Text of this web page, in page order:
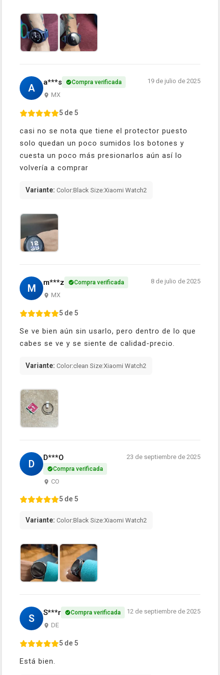
A a***s Compra verificada
MX
19 de julio de 2025
5 de 5
casi no se nota que tiene el protector puesto
solo quedan un poco sumidos los botones y
cuesta un poco más presionarlos aún así lo
volvería a comprar
Variante: Color:Black Size:Xiaomi Watch2
M m***z Compra verificada
MX
8 de julio de 2025
5 de 5
Se ve bien aún sin usarlo, pero dentro de lo que
cabes se ve y se siente de calidad-precio.
Variante: Color:clean Size:Xiaomi Watch2
D
D***O
Compra verificada
CO
23 de septiembre de 2025
5 de 5
Variante: Color:Black Size:Xiaomi Watch2
S S***r Compra verificada
DE
12 de septiembre de 2025
5 de 5
Está bien.